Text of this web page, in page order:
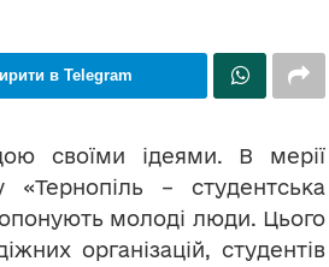
в Telegram
своїми ідеями. В мерії
«Тернопіль – студентська
молоді люди. Цього
організацій, студентів